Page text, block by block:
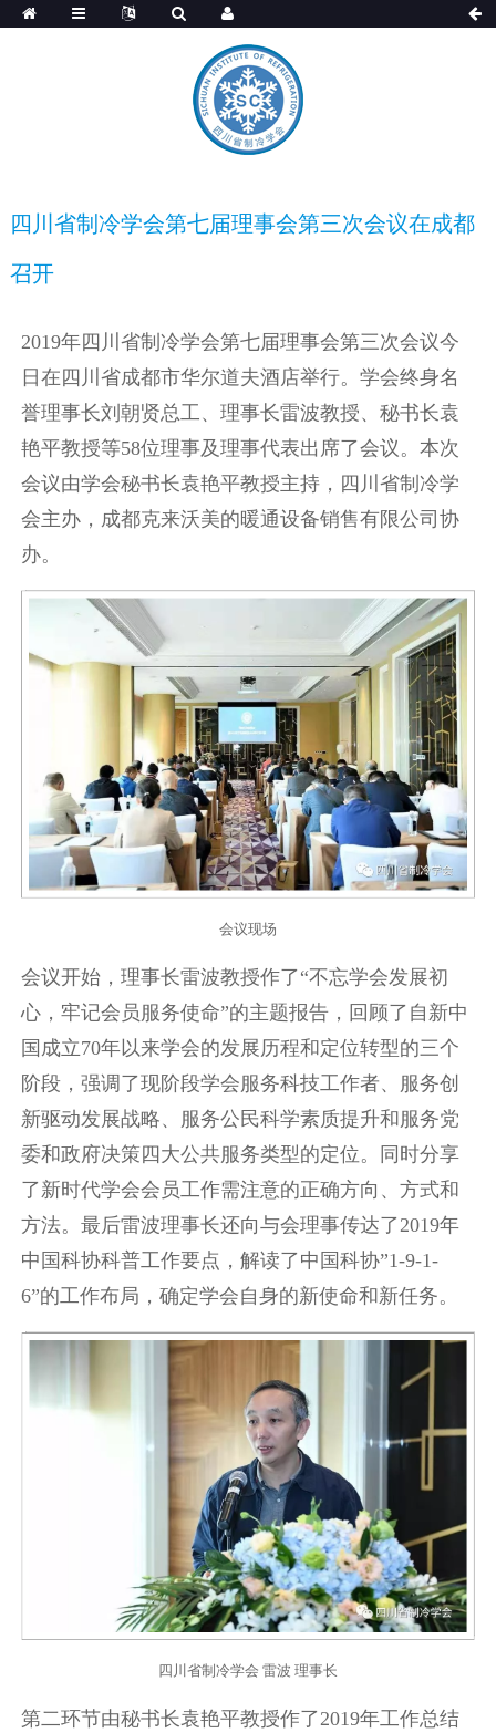
四川省制冷学会第七届理事会第三次会议在成都
召开
2019年四川省制冷学会第七届理事会第三次会议今
日在四川省成都市华尔道夫酒店举行。学会终身名
誉理事长刘朝贤总工、理事长雷波教授、秘书长袁
艳平教授等58位理事及理事代表出席了会议。本次
会议由学会秘书长袁艳平教授主持，四川省制冷学
会主办，成都克来沃美的暖通设备销售有限公司协
办。
会议现场
会议开始，理事长雷波教授作了“不忘学会发展初
心，牢记会员服务使命”的主题报告，回顾了自新中
国成立70年以来学会的发展历程和定位转型的三个
阶段，强调了现阶段学会服务科技工作者、服务创
新驱动发展战略、服务公民科学素质提升和服务党
委和政府决策四大公共服务类型的定位。同时分享
了新时代学会会员工作需注意的正确方向、方式和
方法。最后雷波理事长还向与会理事传达了2019年
中国科协科普工作要点，解读了中国科协”1-9-1-
6”的工作布局，确定学会自身的新使命和新任务。
四川省制冷学会 雷波 理事长
第二环节由秘书长袁艳平教授作了2019年工作总结